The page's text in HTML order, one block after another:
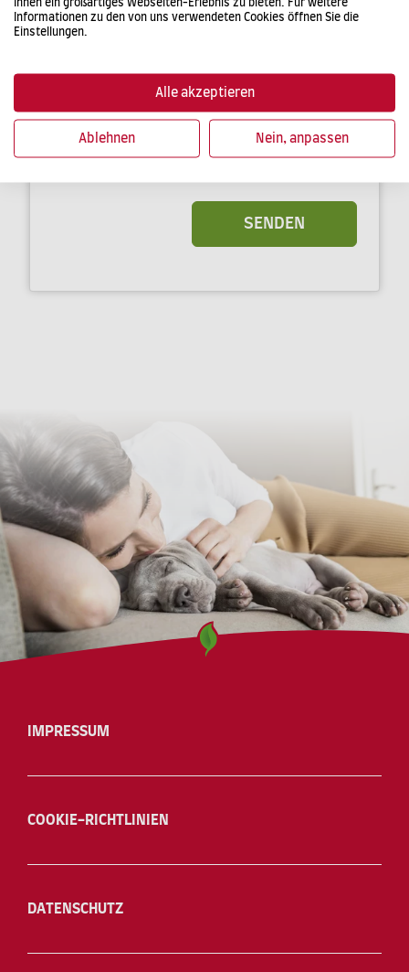
*
SENDEN
IMPRESSUM
COOKIE-RICHTLINIEN
DATENSCHUTZ
Informationen zu den von uns verwendeten Cookies öffnen Sie die
Einstellungen.
Alle akzeptieren
Ablehnen Nein, anpassen